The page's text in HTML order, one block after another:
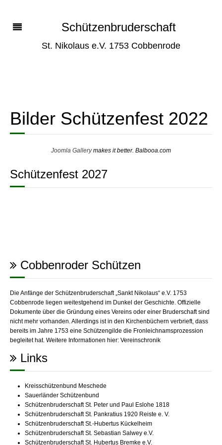
Schützenbruderschaft
St. Nikolaus e.V. 1753 Cobbenrode
Bilder Schützenfest 2022
Joomla Gallerymakes it better. Balbooa.com
Schützenfest 2027
Cobbenroder Schützen
Die Anfänge der Schützenbruderschaft „Sankt Nikolaus“ e.V. 1753
Cobbenrode liegen weitestgehend im Dunkel der Geschichte. Offizielle
Dokumente über die Gründung eines Vereins oder einer Bruderschaft sind
nicht mehr vorhanden. Allerdings ist in den Kirchenbüchern verbrieft, dass
bereits im Jahre 1753 eine Schützengilde die Fronleichnamsprozession
begleitet hat. Weitere Informationen hier: Vereinschronik
Links
Kreisschützenbund Meschede
Sauerländer Schützenbund
Schützenbruderschaft St. Peter und Paul Eslohe 1818
Schützenbruderschaft St. Pankratius 1920 Reiste e. V.
Schützenbruderschaft St.-Hubertus Kückelheim
Schützenbruderschaft St. Sebastian Salwey e.V.
Schützenbruderschaft St. Hubertus Bremke e.V.